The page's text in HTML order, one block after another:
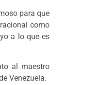
para que
como
a lo que es
al maestro
Venezuela.